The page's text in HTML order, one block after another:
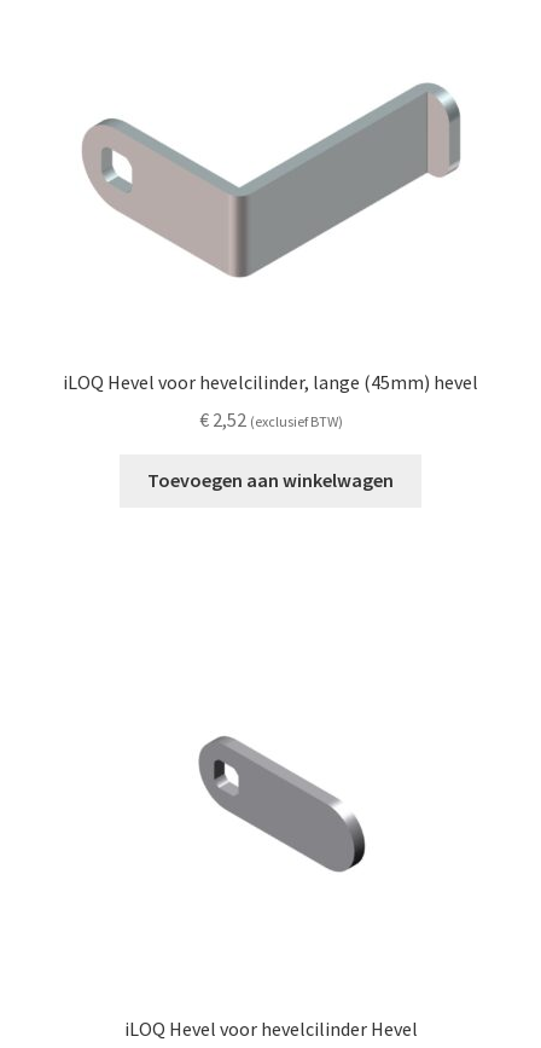
iLOQ Hevel voor hevelcilinder, lange (45mm) hevel
€2,52 (exclusief BTW)
Toevoegen aan winkelwagen
iLOQ Hevel voor hevelcilinder Hevel